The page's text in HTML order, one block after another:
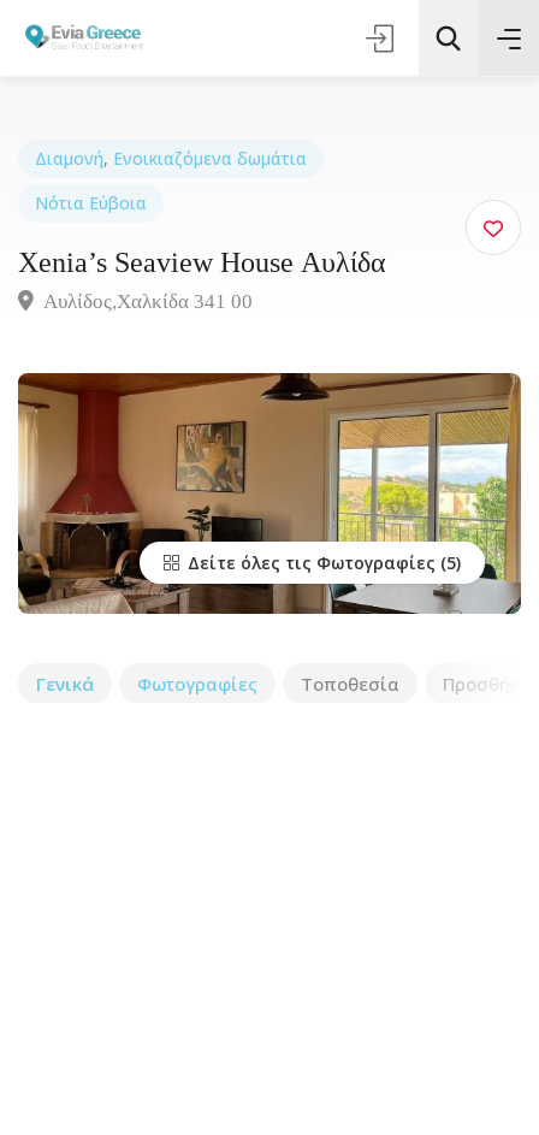
Τοποθεσία
Διαμονή, Ενοικιαζόμενα δωμάτια
Νότια Εύβοια
Xenia’s Seaview House Αυλίδα
Αυλίδος,Χαλκίδα 341 00
Δείτε όλες τις Φωτογραφίες
Γενικά Φωτογραφίες Τοποθεσία Προσθήκη